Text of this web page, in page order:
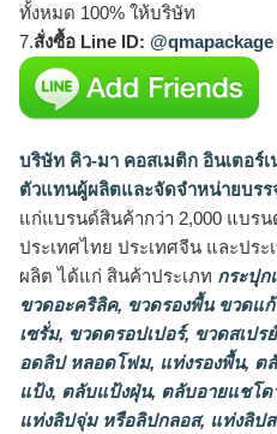
ทั้งหมด 100% ให้บริษัท
7.สั่งซื้อ Line ID: @qmapackage
บริษัท คิว-มา คอสเมติก อินเตอร์
ตัวแทนผู้ผลิตและจัดจำหน่ายบร
แก่แบรนด์สินค้ากว่า 2,000 แบรน
ประเทศไทย ประเทศจีน และปร
ผลิต ได้แก่ สินค้าประเภท กระปุก
ขวดอะคริลิค, ขวดรองพื้น ขวดแ
เซรั่ม, ขวดดรอปเปอร์, ขวดสเปร
อดลิป หลอดโฟม, แท่งรองพื้น, ต
แป้ง, ตลับแป้งฝุ่น, ตลับอายแชโด
แท่งลิปจุ่ม หรือลิปกลอส, แท่งลิป